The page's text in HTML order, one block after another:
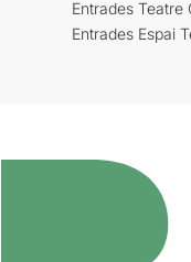
Entrades Teatre
Entrades Espai